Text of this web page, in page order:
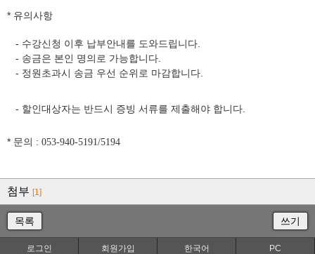
* 유의사항
- 수강신청 이후 납부안내를 도와드립니다.
- 송금은 본인 명의로 가능합니다.
- 정원초과시 송금 우선 순위로 마감합니다.
- 할인대상자는 반드시 증빙 서류를 제출해야 합니다.
* 문의 : 053-940-5191/5194
첨부 [1]
목록 쓰기
로그인 회원가입 한국어 PC